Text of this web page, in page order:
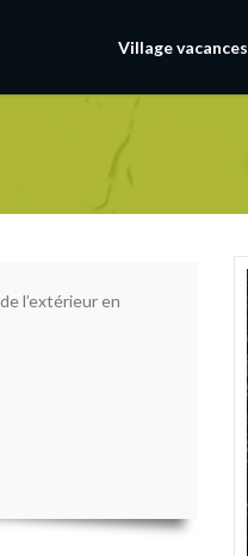
Village vacances
l’extérieur en